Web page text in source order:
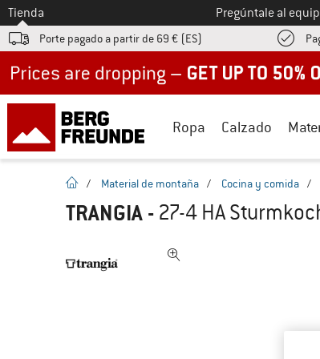
A la
Tienda Pregúntale al
Porte pagado a partir de 69 € (ES)
Ropa Calzado
la pagina de inicio
/ Material de montaña / Cocina y comida /
TRANGIA - 27-4 HA